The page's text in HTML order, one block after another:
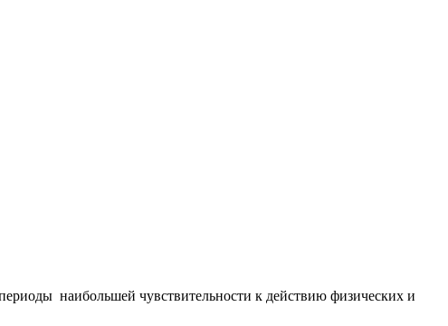
наибольшей чувствительности к действию физических и